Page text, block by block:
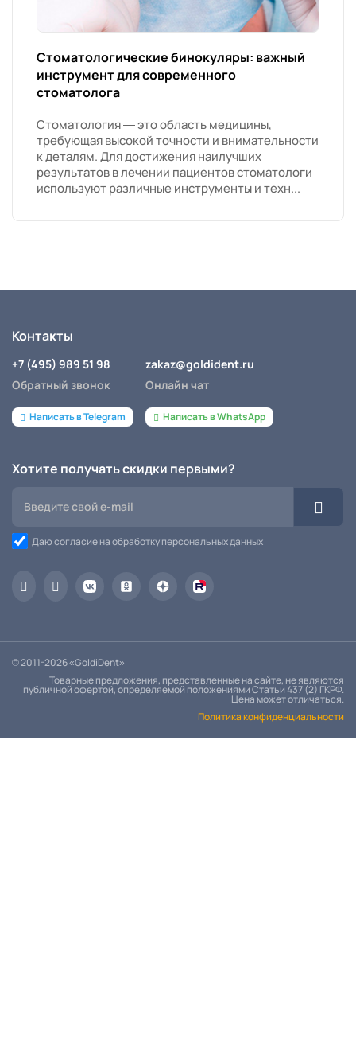
Стоматологические бинокуляры: важный
инструмент для современного
стоматолога
Стоматология — это область медицины,
требующая высокой точности и внимательности
к деталям. Для достижения наилучших
результатов в лечении пациентов стоматологи
используют различные инструменты и техн...
Контакты
+7 (495) 989 51 98
Обратный звонок
Написать в Telegram
zakaz@goldident.ru
Онлайн чат
Написать в WhatsApp
Хотите получать скидки первыми?
Даю согласие на обработку персональных данных
© 2011-2026 «GoldiDent»
Товарные предложения, представленные на сайте, не являются
публичной офертой, определяемой положениями Статьи 437 (2) ГКРФ.
Цена может отличаться.
Политика конфиденциальности